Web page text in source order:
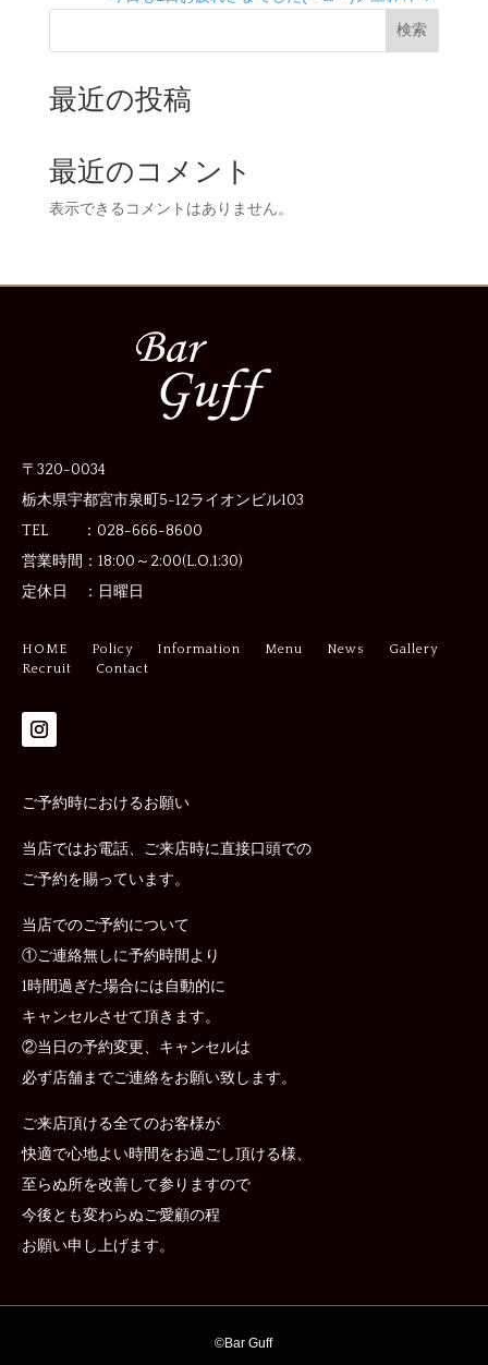
検索
最近の投稿
最近のコメント
表示できるコメントはありません。
〒320-0034
栃木県宇都宮市泉町5-12ライオンビル103
TEL ：028-666-8600
営業時間： 18:00～2:00(L.O.1:30)
定休日 ： 日曜日
HOME Policy Information Menu News
Gallery
Recruit
Contact
ご予約時におけるお願い
当店ではお電話、ご来店時に直接口頭での
ご予約を賜っています。
当店でのご予約について
①ご連絡無しに予約時間より
1時間過ぎた場合には自動的に
キャンセルさせて頂きます。
②当日の予約変更、キャンセルは
必ず店舗までご連絡をお願い致します。
ご来店頂ける全てのお客様が
快適で心地よい時間をお過ごし頂ける様、
至らぬ所を改善して参りますので
今後とも変わらぬご愛顧の程
お願い申し上げます。
©︎Bar Guff